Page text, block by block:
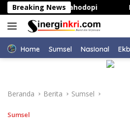
Langsung
ke
konten
Breaking News
Kepsek di Bahodopi
Home Sumsel NasIonal
Beranda Berita Sumsel
Sumsel